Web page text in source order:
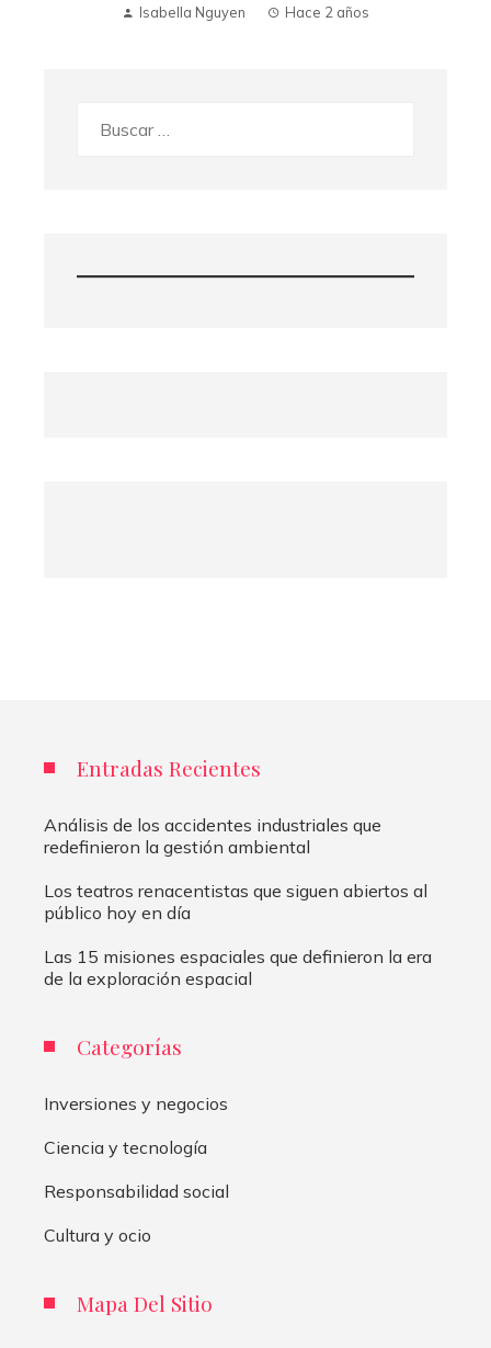
Isabella Nguyen Hace 2 años
Entradas Recientes
Análisis de los accidentes industriales que
redefinieron la gestión ambiental
Los teatros renacentistas que siguen abiertos al
público hoy en día
Las 15 misiones espaciales que definieron la era
de la exploración espacial
Categorías
Inversiones y negocios
Ciencia y tecnología
Responsabilidad social
Cultura y ocio
Mapa Del Sitio